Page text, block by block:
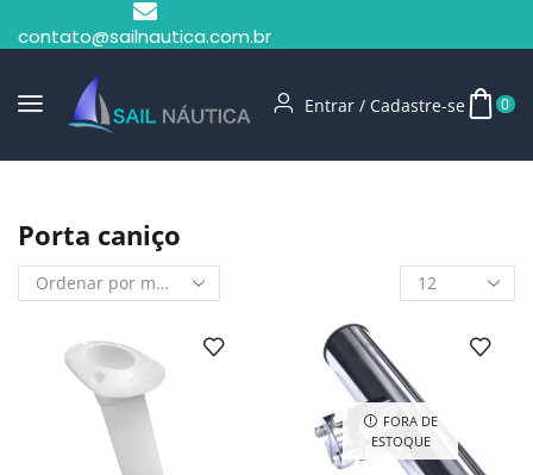
contato@sailnautica.com.br
Entrar / Cadastre-se 0
Porta caniço
FORA DE
ESTOQUE